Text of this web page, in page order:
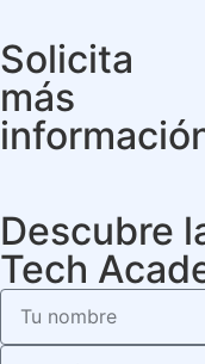
Solicita
más
Descubre
Tech